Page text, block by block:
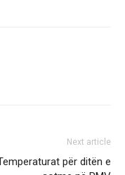
Next article
për ditën e